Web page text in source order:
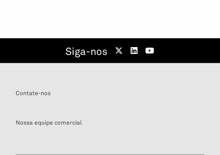
Siga-nos
Contate-nos
Nossa equipe comercial